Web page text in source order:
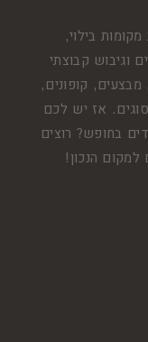
בילוי,
וגיבוש קבוצתי
קופונים,
סוגים. אז יש לכם
בחופש? רוצים
למקום הנכון!